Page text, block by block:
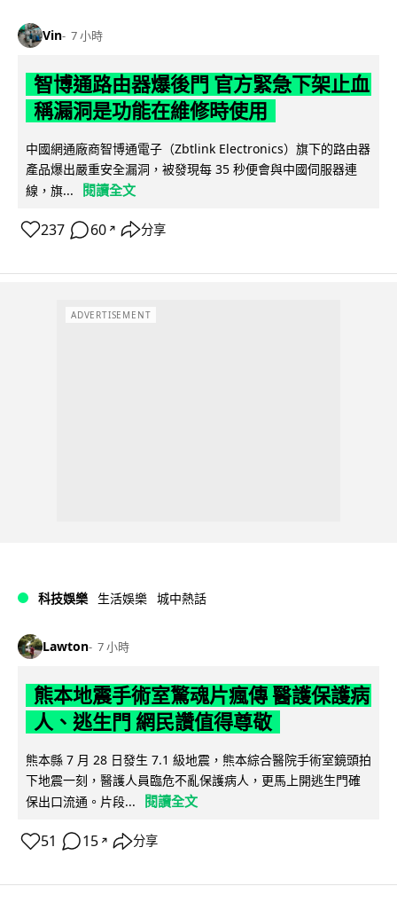
Vin 7 小時
智博通路由器爆後門 官方緊急下架止血
稱漏洞是功能在維修時使用
中國網通廠商智博通電子（Zbtlink Electronics）旗下的路由器
產品爆出嚴重安全漏洞，被發現每 35 秒便會與中國伺服器連
線，旗...
閱讀全文
237 60 ↗ 分享
ADVERTISEMENT
科技娛樂 生活娛樂 城中熱話
Lawton 7 小時
熊本地震手術室驚魂片瘋傳 醫護保護病
人、逃生門 網民讚值得尊敬
熊本縣 7 月 28 日發生 7.1 級地震，熊本綜合醫院手術室鏡頭拍
下地震一刻，醫護人員臨危不亂保護病人，更馬上開逃生門確
保出口流通。片段...
閱讀全文
51 15 ↗ 分享